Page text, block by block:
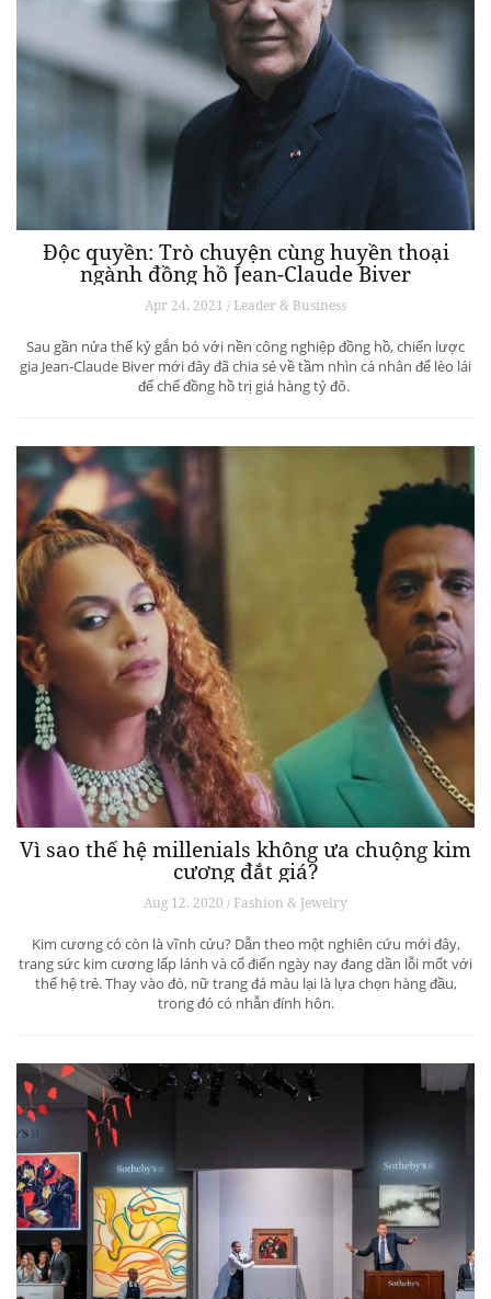
Độc quyền: Trò chuyện cùng huyền thoại
ngành đồng hồ Jean-Claude Biver
Apr 24, 2021 / Leader & Business
Sau gần nửa thế kỷ gắn bó với nền công nghiệp đồng hồ, chiến lược
gia Jean-Claude Biver mới đây đã chia sẻ về tầm nhìn cá nhân để lèo lái
đế chế đồng hồ trị giá hàng tỷ đô.
Vì sao thế hệ millenials không ưa chuộng kim
cương đắt giá?
Aug 12, 2020 / Fashion & Jewelry
Kim cương có còn là vĩnh cửu? Dẫn theo một nghiên cứu mới đây,
trang sức kim cương lấp lánh và cổ điển ngày nay đang dần lỗi mốt với
thế hệ trẻ. Thay vào đó, nữ trang đá màu lại là lựa chọn hàng đầu,
trong đó có nhẫn đính hôn.